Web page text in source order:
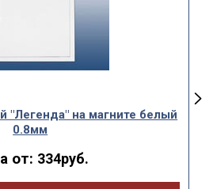
"Легенда" на магните белый
0.8мм
от: 334руб.